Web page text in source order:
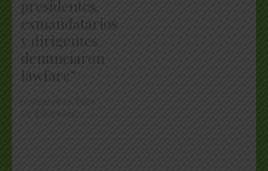
presidentes,
exmandatarios
y dirigentes
denunciaron
lawfare”